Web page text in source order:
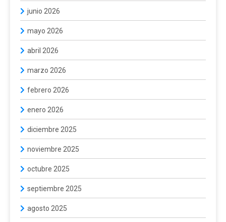
junio 2026
mayo 2026
abril 2026
marzo 2026
febrero 2026
enero 2026
diciembre 2025
noviembre 2025
octubre 2025
septiembre 2025
agosto 2025